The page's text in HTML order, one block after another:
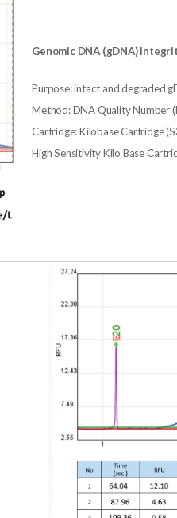
Genomic DNA (gDNA)
Purpose: intact and degraded
Method: DNA Quality Number
Cartridge: Kilobase Cartridge
High Sensitivity Kilo Base